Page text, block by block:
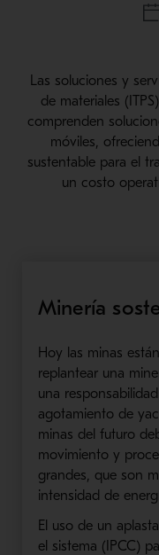
Las soluciones y
de materiales
comprenden
móviles,
sustentable para el
un costo
Minería
Hoy las minas
replantear una
una
agotamiento de
minas del futuro
movimiento y
grandes, que son
intensidad de
El uso de un
el sistema (IPCC)